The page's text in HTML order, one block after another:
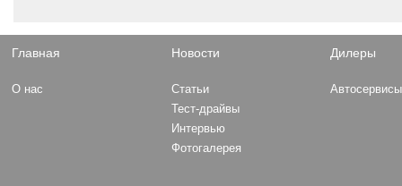
Главная
О нас
Новости
Статьи
Тест-драйвы
Интервью
Фотогалерея
Дилеры
Автосервисы